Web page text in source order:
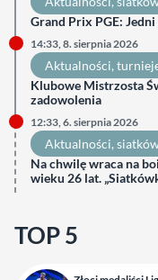
Grand Prix PGE:
14:33, 8. sierpnia 2026
Aktualności,
Klubowe Mistrzosta
zadowolenia
12:33, 6. sierpnia 2026
Aktualności,
Na chwilę wraca na
wieku 26 lat.
TOP 5